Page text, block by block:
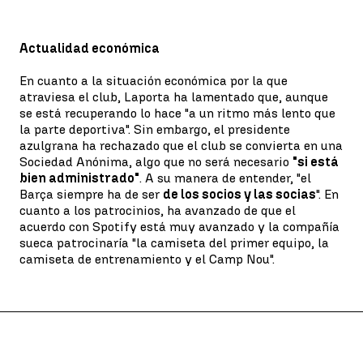
Actualidad económica
En cuanto a la situación económica por la que
atraviesa el club, Laporta ha lamentado que, aunque
se está recuperando lo hace "a un ritmo más lento que
la parte deportiva". Sin embargo, el presidente
azulgrana ha rechazado que el club se convierta en una
Sociedad Anónima, algo que no será necesario "si está
bien administrado". A su manera de entender, "el
Barça siempre ha de ser de los socios y las socias". En
cuanto a los patrocinios, ha avanzado de que el
acuerdo con Spotify está muy avanzado y la compañía
sueca patrocinaría "la camiseta del primer equipo, la
camiseta de entrenamiento y el Camp Nou".